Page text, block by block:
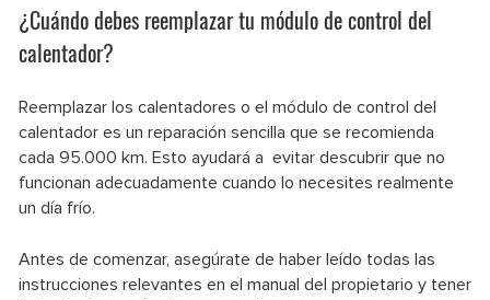
¿Cuándodebes reemplazar tu módulo de control del
calentador?
Reemplazar los calentadores o el módulo de control del
calentador es un reparación sencilla que se recomienda
cada 95.000 km. Esto ayudará a evitar descubrir que no
funcionan adecuadamente cuando lo necesites realmente
un día frío.
Antes de comenzar, asegúrate de haber leído todas las
instrucciones relevantes en el manual del propietario y tener